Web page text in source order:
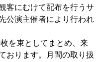
客にむけて配布を行うサ
公演主催者により行われ
を束としてまとめ、来
おります。月間の取り扱